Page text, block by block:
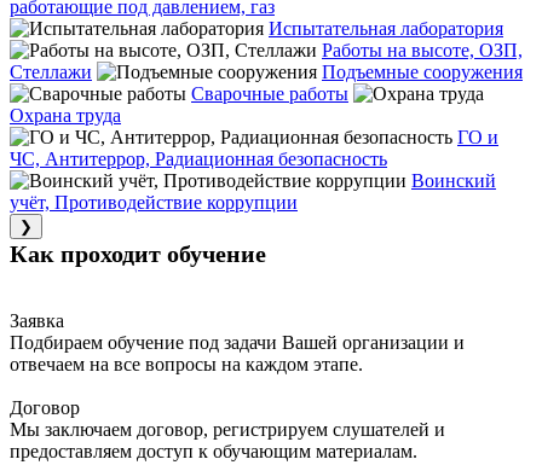
работающие под давлением, газ
Испытательная лаборатория
Работы на высоте, ОЗП,
Стеллажи
Подъемные сооружения
Сварочные работы
Охрана труда
ГО и
ЧС, Антитеррор, Радиационная безопасность
Воинский
учёт, Противодействие коррупции
❯
Как проходит обучение
Заявка
Подбираем обучение под задачи Вашей организации и
отвечаем на все вопросы на каждом этапе.
Договор
Мы заключаем договор, регистрируем слушателей и
предоставляем доступ к обучающим материалам.